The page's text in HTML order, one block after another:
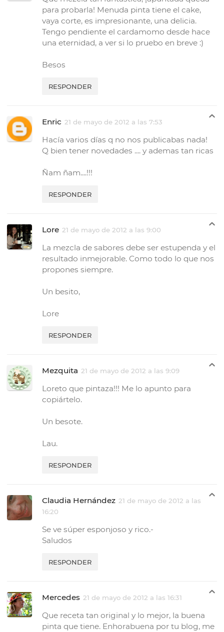
para probarla! Menuda pinta tiene el cake,
vaya corte, es impresionante, una delicia.
Tengo pendiente el cardamomo desde hace
una eternidad, a ver si lo pruebo en breve :)
Besos
RESPONDER
Enric 21 de mayo de 2012 a las 7:53
Hacía varios días q no nos publicabas nada!
Q bien tener novedades .... y ademas tan ricas
Ñam ñam....!!!
RESPONDER
Lore 21 de mayo de 2012 a las 9:00
La mezcla de sabores debe ser estupenda y el
resultado inmejorable. Como todo lo que nos
propones siempre.
Un besito,
Lore
RESPONDER
Mezquita 21 de mayo de 2012 a las 9:09
Loreto que pintaza!!! Me lo apunto para
copiártelo.
Un besote.
Lau.
RESPONDER
Claudia Hernández 21 de mayo de 2012 a las
16:20
Se ve súper esponjoso y rico.-
Saludos
RESPONDER
Mercedes 21 de mayo de 2012 a las 16:31
Que receta tan original y lo mejor, la buena
pinta que tiene. Enhorabuena por tu blog, me